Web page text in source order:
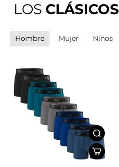
LOS CLÁSICOS
Hombre Mujer Niños